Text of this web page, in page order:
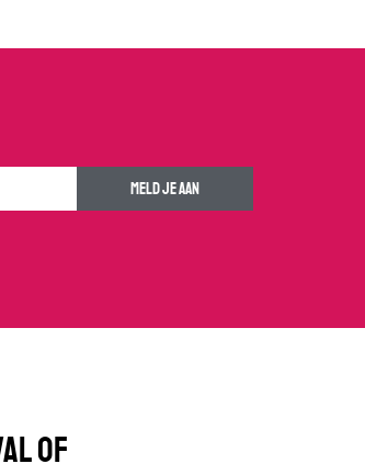
Meld je aan
of